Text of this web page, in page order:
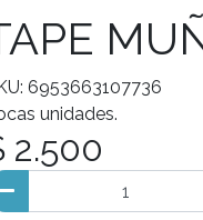
6953663107736
unidades.
2.500